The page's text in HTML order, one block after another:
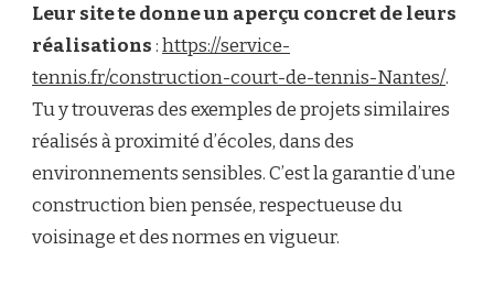
Leur site te donne un aperçu concret de leurs
réalisations:https://service-
tennis.fr/construction-court-de-tennis-Nantes/.
Tu y trouveras des exemples de projets similaires
réalisés à proximité d’écoles, dans des
environnements sensibles. C’est la garantie d’une
construction bien pensée, respectueuse du
voisinage et des normes en vigueur.